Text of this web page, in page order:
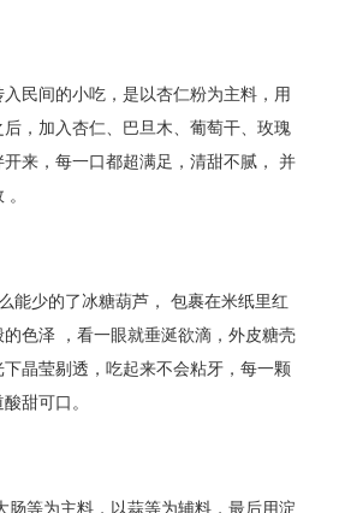
民间的小吃，是以杏仁粉为主料，用
，加入杏仁、巴旦木、葡萄干、玫瑰
来，每一口都超满足，清甜不腻， 并
能少的了冰糖葫芦， 包裹在米纸里红
色泽 ，看一眼就垂涎欲滴，外皮糖壳
晶莹剔透，吃起来不会粘牙，每一颗
甜可口。
肠等为主料，以蒜等为辅料，最后用淀